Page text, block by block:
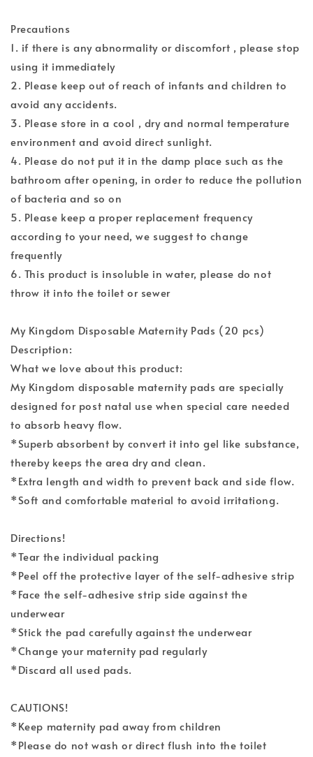
Precautions
1. if there is any abnormality or discomfort , please stop
using it immediately
2. Please keep out of reach of infants and children to
avoid any accidents.
3. Please store in a cool , dry and normal temperature
environment and avoid direct sunlight.
4. Please do not put it in the damp place such as the
bathroom after opening, in order to reduce the pollution
of bacteria and so on
5. Please keep a proper replacement frequency
according to your need, we suggest to change
frequently
6. This product is insoluble in water, please do not
throw it into the toilet or sewer
My Kingdom Disposable Maternity Pads (20 pcs)
Description:
What we love about this product:
My Kingdom disposable maternity pads are specially
designed for post natal use when special care needed
to absorb heavy flow.
*Superb absorbent by convert it into gel like substance,
thereby keeps the area dry and clean.
*Extra length and width to prevent back and side flow.
*Soft and comfortable material to avoid irritationg.
Directions!
*Tear the individual packing
*Peel off the protective layer of the self-adhesive strip
*Face the self-adhesive strip side against the
underwear
*Stick the pad carefully against the underwear
*Change your maternity pad regularly
*Discard all used pads.
CAUTIONS!
*Keep maternity pad away from children
*Please do not wash or direct flush into the toilet